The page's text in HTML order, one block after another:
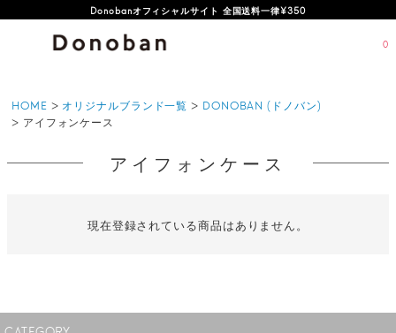
Donobanオフィシャルサイト 全国送料一律¥350
0
HOME オリジナルブランド一覧
DONOBAN (ドノバン)
アイフォンケース
アイフォンケース
現在登録されている商品はありません。